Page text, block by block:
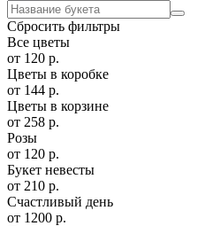
Сбросить фильтры
Все цветы
от 120 р.
Цветы в коробке
от 144 р.
Цветы в корзине
от 258 р.
Розы
от 120 р.
Букет невесты
от 210 р.
Счастливый день
от 1200 р.